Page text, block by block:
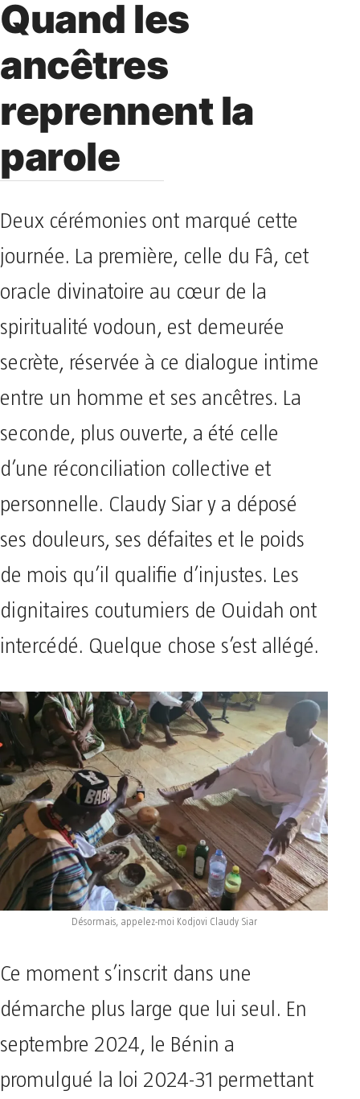
Quand les
ancêtres
reprennent la
parole
Deux cérémonies ont marqué cette
journée. La première, celle du Fâ, cet
oracle divinatoire au cœur de la
spiritualité vodoun, est demeurée
secrète, réservée à ce dialogue intime
entre un homme et ses ancêtres. La
seconde, plus ouverte, a été celle
d’une réconciliation collective et
personnelle. Claudy Siar y a déposé
ses douleurs, ses défaites et le poids
de mois qu’il qualifie d’injustes. Les
dignitaires coutumiers de Ouidah ont
intercédé. Quelque chose s’est allégé.
Désormais, appelez-moi Kodjovi Claudy Siar
Ce moment s’inscrit dans une
démarche plus large que lui seul. En
septembre 2024, le Bénin a
promulgué la loi 2024-31 permettant